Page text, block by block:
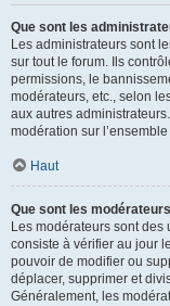
Que sont les
Les administrateurs sont
sur tout le forum. Ils
permissions, le
modérateurs, etc., selon
aux autres
modération sur
Haut
Que sont les
Les modérateurs sont des
consiste à vérifier au jour
pouvoir de modifier ou
déplacer, supprimer et
Généralement, les